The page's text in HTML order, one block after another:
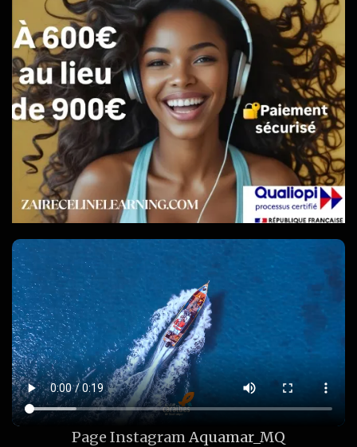
Page InstagramAquamar_MQ